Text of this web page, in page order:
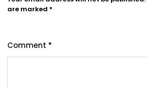
are marked *
Comment *